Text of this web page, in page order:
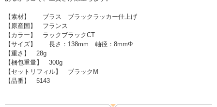
【素材】 ブラス ブラックラッカー仕上げ
【原産国】 フランス
【カラー】 ラックブラックCT
【サイズ】 長さ：138mm 軸径：8mmΦ
【重さ】 28g
【梱包重量】 300g
【セットリフィル】 ブラックM
【品番】 5143